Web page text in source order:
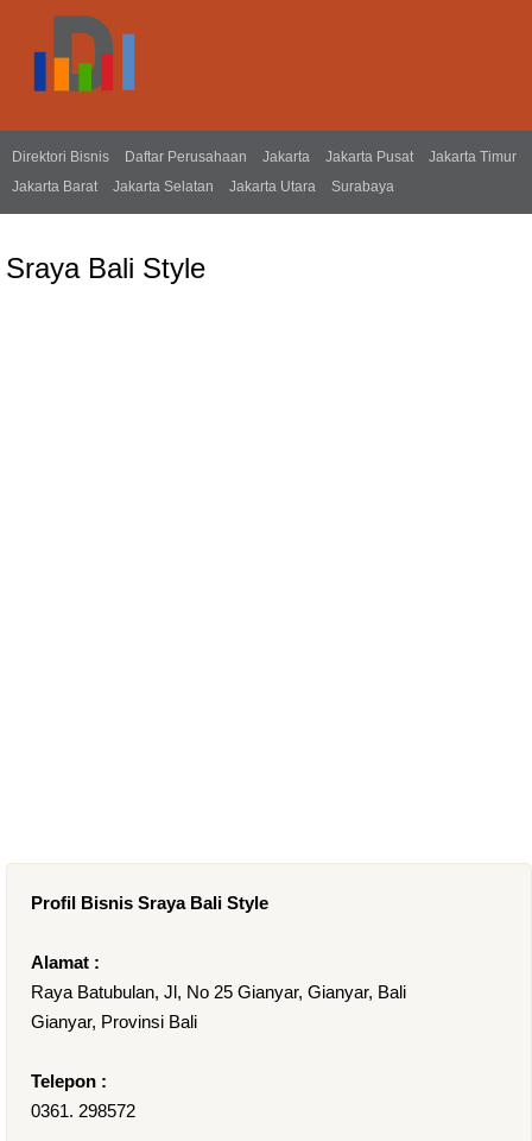
Direktori Bisnis Daftar Perusahaan Jakarta Jakarta Pusat
Jakarta Timur
Jakarta Barat
Jakarta Selatan Jakarta Utara Surabaya
Sraya Bali Style
Profil Bisnis Sraya Bali Style
Alamat :
Raya Batubulan, Jl, No 25 Gianyar, Gianyar, Bali
Gianyar, Provinsi Bali
Telepon :
0361. 298572